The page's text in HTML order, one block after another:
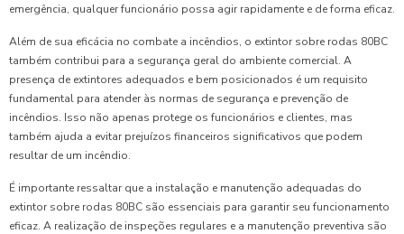
emergência, qualquer funcionário possa agir rapidamente e de forma eficaz.
Além de sua eficácia no combate a incêndios, o extintor sobre rodas 80BC
também contribui para a segurança geral do ambiente comercial. A
presença de extintores adequados e bem posicionados é um requisito
fundamental para atender às normas de segurança e prevenção de
incêndios. Isso não apenas protege os funcionários e clientes, mas
também ajuda a evitar prejuízos financeiros significativos que podem
resultar de um incêndio.
É importante ressaltar que a instalação e manutenção adequadas do
extintor sobre rodas 80BC são essenciais para garantir seu funcionamento
eficaz. A realização de inspeções regulares e a manutenção preventiva são